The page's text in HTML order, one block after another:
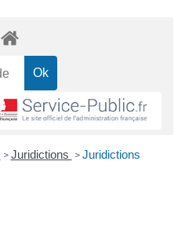
> Juridictions > Juridictions